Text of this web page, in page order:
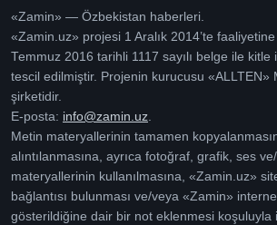
«Zamin» — Özbekistan haberleri.
«Zamin.uz» projesi 1 Aralık 2014’te
Temmuz 2016 tarihli 1117 sayılı belge ile kitle
tescil edilmiştir. Projenin kurucusu «ALLTEN»
şirketidir.
E-posta: info@zamin.uz.
Metin materyallerinin tamamen
alıntılanmasına, ayrıca fotoğraf, grafik, ses
materyallerinin kullanılmasına, «Zamin.uz»
bağlantısı bulunması ve/veya «Zamin»
gösterildiğine dair bir not eklenmesi koşuluyla